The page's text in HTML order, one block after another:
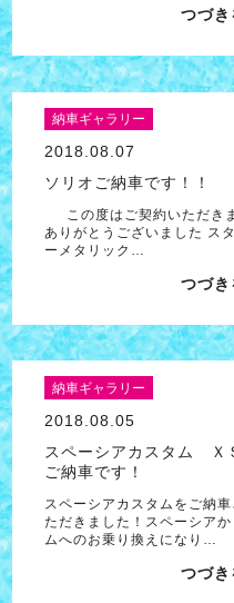
つづき
納車ギャラリー
2018.08.07
ソリオご納車です！！
この度はご契約いただき
ありがとうございました ス
ーメタリック…
つづき
納車ギャラリー
2018.08.05
スペーシアカスタム Ｘ
ご納車です！
スペーシアカスタムをご納
ただきました！スペーシアか
ムへのお乗り換えになり…
つづき